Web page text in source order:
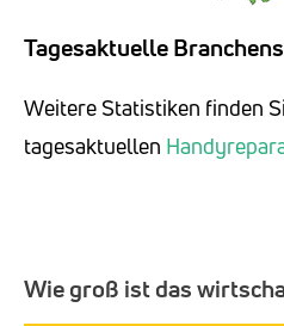
Tagesaktuelle
Weitere Statistiken finden
tagesaktuellen
Wie groß ist das